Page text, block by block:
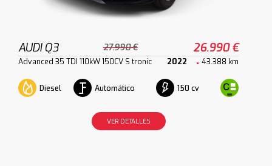
AUDI Q3 27.990 € 26.990 €
Advanced 35 TDI 110kW 150CV S tronic 2022 43.388 km
Diesel Automático 150 cv
VER DETALLES